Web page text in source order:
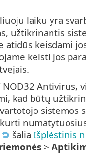
laiku yra
užtikrinantis
atidūs keisdami
keisti jos
NOD32 Antivirus,
kad būtų
sistemos
šalia Išplėstinis
>